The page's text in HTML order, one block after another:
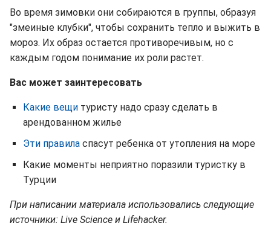
Во время зимовки они собираются в группы, образуя
"змеиные клубки", чтобы сохранить тепло и выжить в
мороз. Их образ остается противоречивым, но с
каждым годом понимание их роли растет.
Вас может заинтересовать
Какие вещи туристу надо сразу сделать в
арендованном жилье
Эти правила спасут ребенка от утопления на море
Какие моменты неприятно поразили туристку в
Турции
При написании материала использовались следующие
источники: Live Science и Lifehacker.